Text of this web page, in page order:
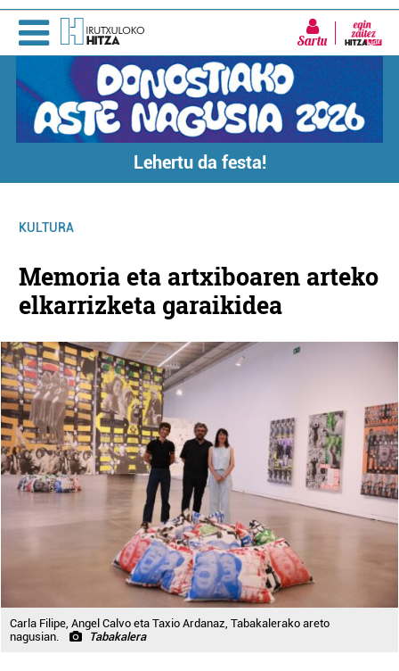
Sartu
Lehertu da festa!
KULTURA
Memoria eta artxiboaren arteko
elkarrizketa garaikidea
Carla Filipe, Angel Calvo eta Taxio Ardanaz, Tabakalerako areto
nagusian.
Tabakalera